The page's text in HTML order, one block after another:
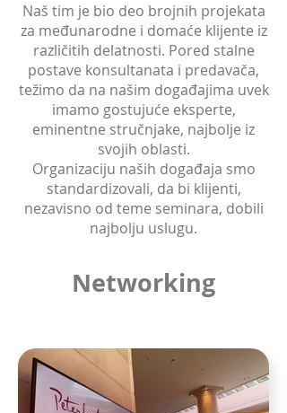
Naš tim je bio deo brojnih projekata
za međunarodne i domaće klijente iz
različitih delatnosti. Pored stalne
postave konsultanata i predavača,
težimo da na našim događajima uvek
imamo gostujuće eksperte,
eminentne stručnjake, najbolje iz
svojih oblasti.
Organizaciju naših događaja smo
standardizovali, da bi klijenti,
nezavisno od teme seminara, dobili
najbolju uslugu.
Networking